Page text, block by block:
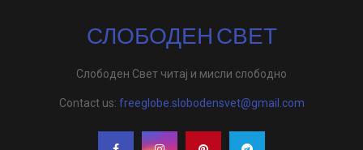
СЛОБОДЕН СВЕТ
Слободен Свет читај и мисли слободно
Contact us: freeglobe.slobodensvet@gmail.com